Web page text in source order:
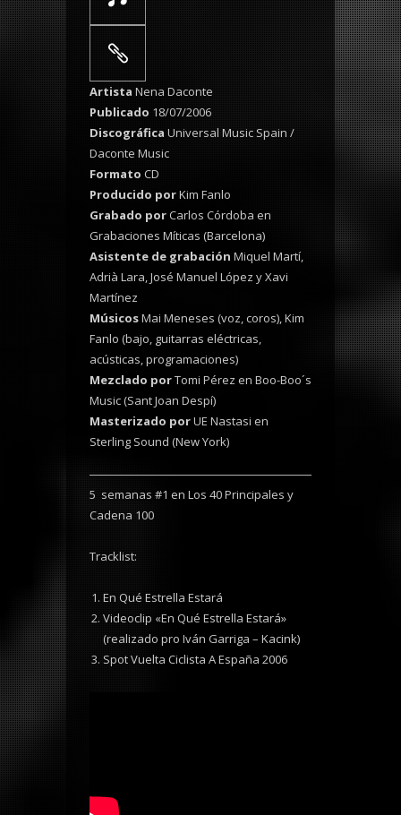
Artista Nena Daconte
Publicado 18/07/2006
Discográfica Universal Music Spain /
Daconte Music
Formato CD
Producido porKim Fanlo
Grabado porCarlos Córdoba en
Grabaciones Míticas (Barcelona)
Asistente de grabación Miquel Martí,
Adrià Lara, José Manuel López y Xavi
Martínez
MúsicosMai Meneses (voz, coros), Kim
Fanlo (bajo, guitarras eléctricas,
acústicas, programaciones)
Mezclado porTomi Pérez en Boo-Boo´s
Music (Sant Joan Despí)
Masterizado porUE Nastasi en
Sterling Sound (New York)
5 semanas #1 en Los 40 Principales y
Cadena 100
Tracklist:
En Qué Estrella Estará
Videoclip «En Qué Estrella Estará»
(realizado pro Iván Garriga – Kacink)
Spot Vuelta Ciclista A España 2006